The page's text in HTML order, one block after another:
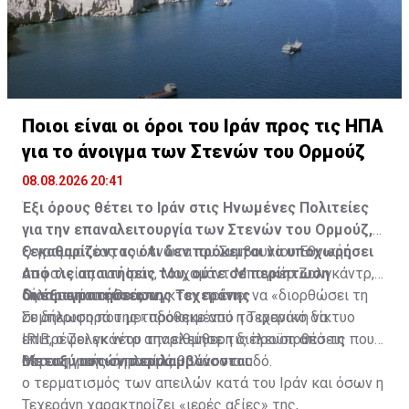
Ποιοι είναι οι όροι του Ιράν προς τις ΗΠΑ
για το άνοιγμα των Στενών του Ορμούζ
08.08.2026 20:41
Έξι όρους θέτει το Ιράν στις Ηνωμένες Πολιτείες
για την επαναλειτουργία των Στενών του Ορμούζ,
ξεκαθαρίζοντας ότι δεν πρόκειται να υποχωρήσει
από τις απαιτήσεις του, ούτε σε περίπτωση
διαπραγματεύσεων.
Ο γραμματέας του Ανώτατου Συμβουλίου Εθνικής
Ασφαλείας του Ιράν, Μοχαμάντ Μπαγκέρ Ζολγκάντρ,
δήλωσε ότι η Ουάσινγκτον πρέπει να «διορθώσει τη
συμπεριφορά της» προκειμένου η Τεχεράνη να
επιτρέψει εκ νέου την ελεύθερη διέλευση από τη
στρατηγικής σημασίας θαλάσσια οδό.
Οι έξι απαιτήσεις της Τεχεράνης
Σε δήλωση που μεταδόθηκε από το ιρανικό δίκτυο
IRIB, ο Ζολγκάντρ απαρίθμησε τις προϋποθέσεις που
θέτει η ιρανική πλευρά.
Μεταξύ αυτών περιλαμβάνονται:
ο τερματισμός των απειλών κατά του Ιράν και όσων η
Τεχεράνη χαρακτηρίζει «ιερές αξίες» της,